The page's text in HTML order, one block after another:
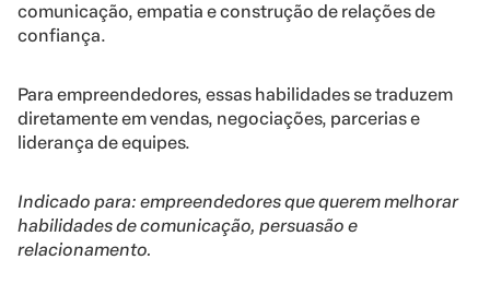
comunicação, empatia e construção de relações de
confiança.
Para empreendedores, essas habilidades se traduzem
diretamente em vendas, negociações, parcerias e
liderança de equipes.
Indicado para: empreendedores que querem melhorar
habilidades de comunicação, persuasão e
relacionamento.